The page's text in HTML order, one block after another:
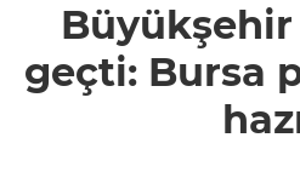
Bursa
plajları
geçti: Bursa